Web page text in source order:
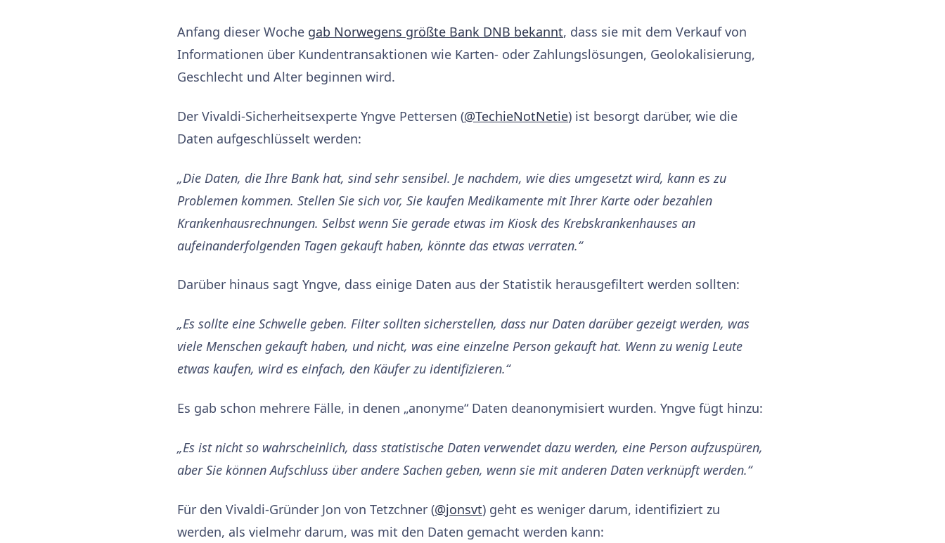
Anfang dieser Woche gab Norwegens größte Bank DNB bekannt, dass sie mit dem Verkauf von
Informationen über Kundentransaktionen wie Karten- oder Zahlungslösungen, Geolokalisierung,
Geschlecht und Alter beginnen wird.
Der Vivaldi-Sicherheitsexperte Yngve Pettersen (@TechieNotNetie) ist besorgt darüber, wie die
Daten aufgeschlüsselt werden:
„Die Daten, die Ihre Bank hat, sind sehr sensibel. Je nachdem, wie dies umgesetzt wird, kann es zu
Problemen kommen. Stellen Sie sich vor, Sie kaufen Medikamente mit Ihrer Karte oder bezahlen
Krankenhausrechnungen. Selbst wenn Sie gerade etwas im Kiosk des Krebskrankenhauses an
aufeinanderfolgenden Tagen gekauft haben, könnte das etwas verraten.“
Darüber hinaus sagt Yngve, dass einige Daten aus der Statistik herausgefiltert werden sollten:
„Es sollte eine Schwelle geben. Filter sollten sicherstellen, dass nur Daten darüber gezeigt werden, was
viele Menschen gekauft haben, und nicht, was eine einzelne Person gekauft hat. Wenn zu wenig Leute
etwas kaufen, wird es einfach, den Käufer zu identifizieren.“
Es gab schon mehrere Fälle, in denen „anonyme“ Daten deanonymisiert wurden. Yngve fügt hinzu:
„Es ist nicht so wahrscheinlich, dass statistische Daten verwendet dazu werden, eine Person aufzuspüren,
aber Sie können Aufschluss über andere Sachen geben, wenn sie mit anderen Daten verknüpft werden.“
Für den Vivaldi-Gründer Jon von Tetzchner (@jonsvt) geht es weniger darum, identifiziert zu
werden, als vielmehr darum, was mit den Daten gemacht werden kann: